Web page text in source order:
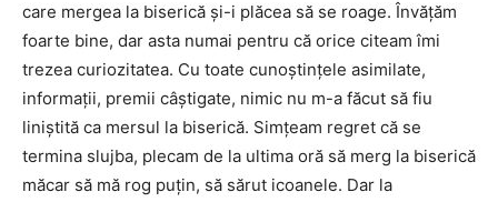
care mergea la biserică și-i plăcea să se roage. Învățăm
foarte bine, dar asta numai pentru că orice citeam îmi
trezea curiozitatea. Cu toate cunoștințele asimilate,
informații, premii câștigate, nimic nu m-a făcut să fiu
liniștită ca mersul la biserică. Simțeam regret că se
termina slujba, plecam de la ultima oră să merg la biserică
măcar să mă rog puțin, să sărut icoanele. Dar la